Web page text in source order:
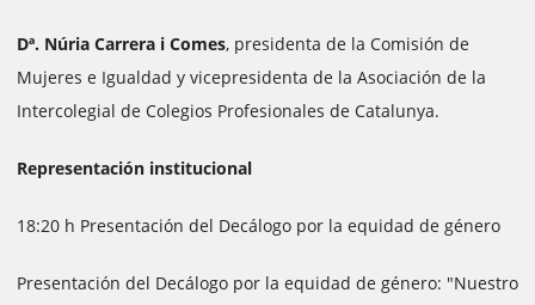
Dª. Núria Carrera i Comes, presidenta de la Comisión de
Mujeres e Igualdad y vicepresidenta de la Asociación de la
Intercolegial de Colegios Profesionales de Catalunya.
Representación institucional
18:20 h Presentación del Decálogo por la equidad de género
Presentación del Decálogo por la equidad de género: "Nuestro